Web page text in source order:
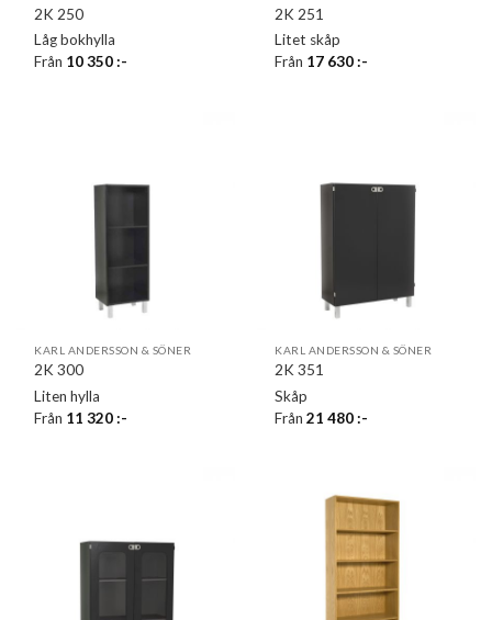
2K 250
Låg bokhylla
Från 10 350:-
2K 251
Litet skåp
Från 17 630:-
KARL ANDERSSON & SÖNER
2K 300
Liten hylla
Från 11 320:-
KARL ANDERSSON & SÖNER
2K 351
Skåp
Från21 480:-